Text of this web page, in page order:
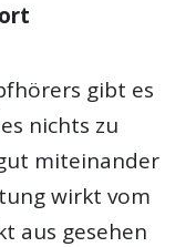
gibt es
nichts zu
miteinander
wirkt vom
aus gesehen